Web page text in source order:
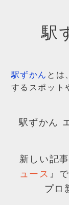
駅
駅ずかん とは
するスポット
駅ずかん
新しい記
ュース 』
プロ